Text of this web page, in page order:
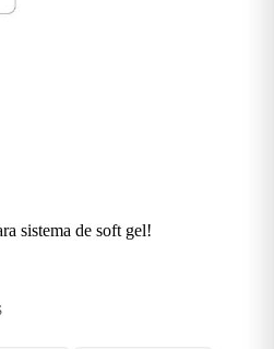
sistema de soft gel!